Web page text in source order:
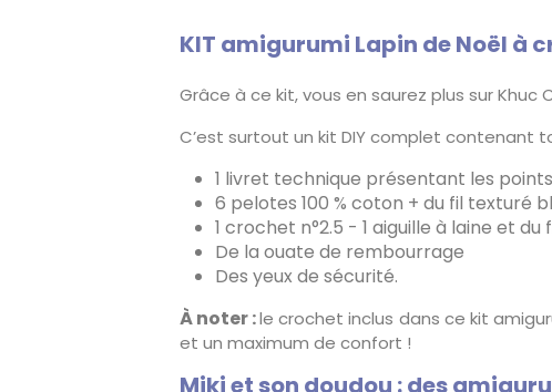
KIT amigurumi Lapin de Noël à
Grâce à ce kit, vous en saurez plus sur
C’est surtout un kit DIY complet contenant
1 livret technique présentant les
6 pelotes 100 % coton + du fil texturé
1 crochet n°2.5 - 1 aiguille à laine et du
De la ouate de rembourrage
Des yeux de sécurité.
À noter :le crochet inclus dans ce kit
et un maximum de confort !
Miki et son doudou : des